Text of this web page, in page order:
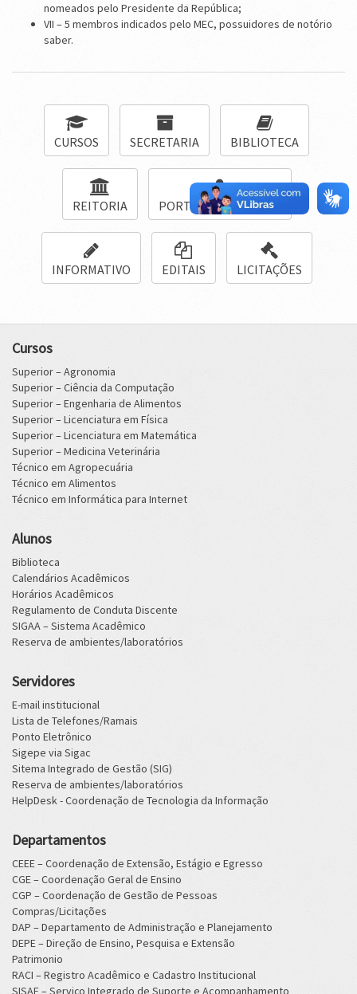
nomeados pelo Presidente da República;
VII – 5 membros indicados pelo MEC, possuidores de notório
saber.
CURSOS SECRETARIA BIBLIOTECA
REITORIA PORTAL DE INGRESSO
INFORMATIVO EDITAIS LICITAÇÕES
Cursos
Superior – Agronomia
Superior – Ciência da Computação
Superior – Engenharia de Alimentos
Superior – Licenciatura em Física
Superior – Licenciatura em Matemática
Superior – Medicina Veterinária
Técnico em Agropecuária
Técnico em Alimentos
Técnico em Informática para Internet
Alunos
Biblioteca
Calendários Acadêmicos
Horários Acadêmicos
Regulamento de Conduta Discente
SIGAA – Sistema Acadêmico
Reserva de ambientes/laboratórios
Servidores
E-mail institucional
Lista de Telefones/Ramais
Ponto Eletrônico
Sigepe via Sigac
Sitema Integrado de Gestão (SIG)
Reserva de ambientes/laboratórios
HelpDesk - Coordenação de Tecnologia da Informação
Departamentos
CEEE – Coordenação de Extensão, Estágio e Egresso
CGE – Coordenação Geral de Ensino
CGP – Coordenação de Gestão de Pessoas
Compras/Licitações
DAP – Departamento de Administração e Planejamento
DEPE – Direção de Ensino, Pesquisa e Extensão
Patrimonio
RACI – Registro Acadêmico e Cadastro Institucional
SISAE – Serviço Integrado de Suporte e Acompanhamento